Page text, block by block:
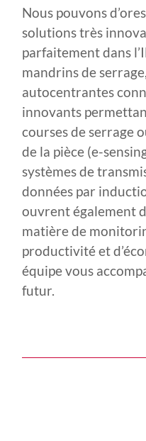
Nous pouvons
solutions très
parfaitement dans
mandrins de
autocentrantes
innovants
courses de serrage
de la pièce (e-
systèmes de
données par
ouvrent également
matière de
productivité et
équipe vous
futur.